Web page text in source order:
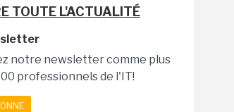
TOUTE L'ACTUALITÉ
notre newsletter comme plus
professionnels de l'IT!